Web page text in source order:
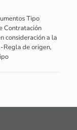
Tipo
Contratación
consideración a la
de origen,